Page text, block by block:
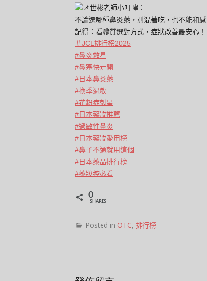
世彬老師小叮嚀：
不論選哪種鼻炎藥，別混著吃，也不能和
記得：看體質選對方式，症狀改善最安心！
＃JCL排行榜2025
#鼻炎救星
#鼻塞快走開
#日本鼻炎藥
#換季過敏
#花粉症剋星
#日本藥妝推薦
#過敏性鼻炎
#日本藥妝愛用榜
#鼻子不通就用這個
#日本藥品排行榜
#藥妝控必看
0
SHARES
Posted in OTC, 排行榜